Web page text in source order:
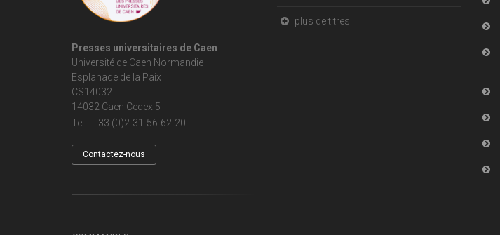
Presses universitaires de Caen
Université de Caen Normandie
Esplanade de la Paix
CS14032
14032 Caen Cedex 5
Tel : + 33 (0)2-31-56-62-20
Contactez-nous
plus de titres